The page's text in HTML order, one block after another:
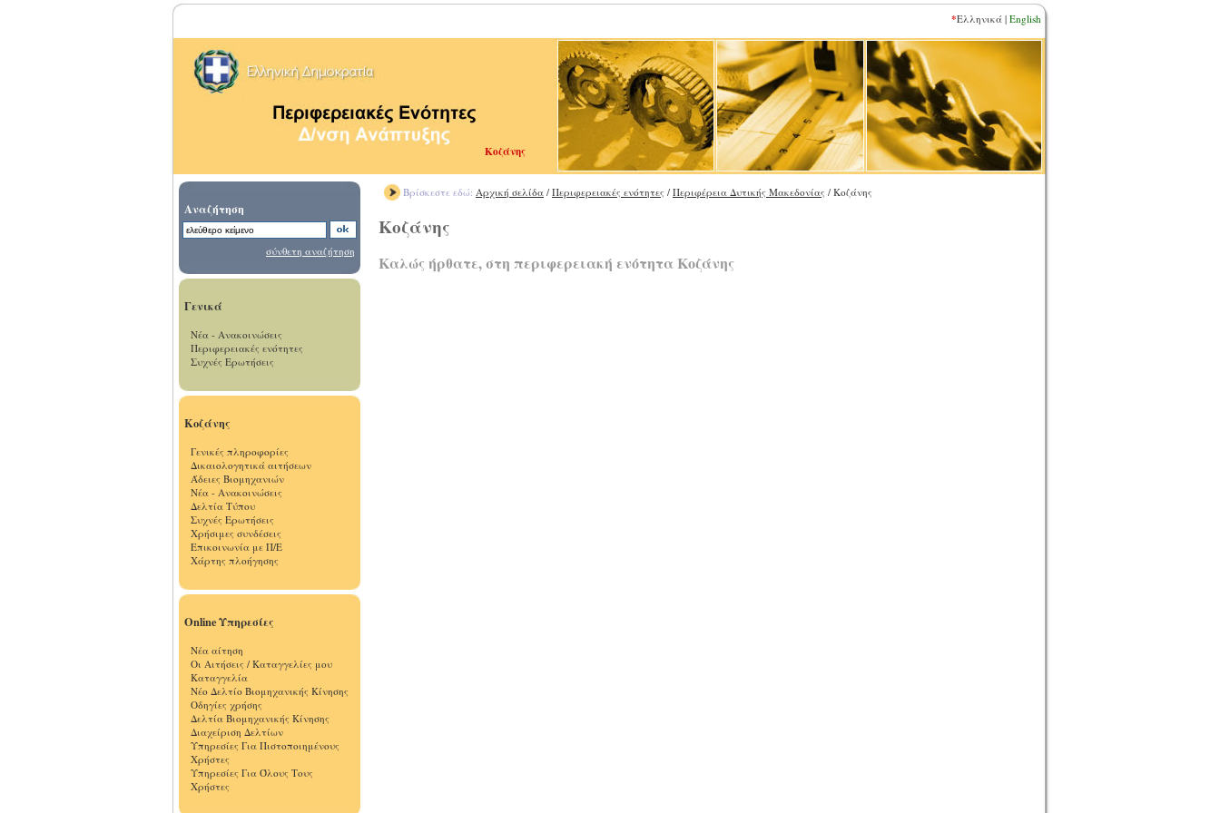
*Ελληνικά | English
Κοζάνης
Αναζήτηση
σύνθετη αναζήτηση
Γενικά
Νέα - Ανακοινώσεις
Περιφερειακές ενότητες
Συχνές Ερωτήσεις
Κοζάνης
Γενικές πληροφορίες
Δικαιολογητικά αιτήσεων
Άδειες Βιομηχανιών
Νέα - Ανακοινώσεις
Δελτία Τύπου
Συχνές Ερωτήσεις
Χρήσιμες συνδέσεις
Επικοινωνία με Π/Ε
Χάρτης πλοήγησης
Online Υπηρεσίες
Νέα αίτηση
Οι Αιτήσεις / Καταγγελίες μου
Καταγγελία
Νέο Δελτίο Βιομηχανικής Κίνησης
Οδηγίες χρήσης
Δελτία Βιομηχανικής Κίνησης
Διαχείριση Δελτίων
Υπηρεσίες Για Πιστοποιημένους
Χρήστες
Υπηρεσίες Για Όλους Τους
Χρήστες
Βρίσκεστε εδώ: Αρχική σελίδα / Περιφερειακές ενότητες / Περιφέρεια Δυτικής Μακεδονίας / Κοζάνης
Κοζάνης
Καλώς ήρθατε, στη περιφερειακή ενότητα Κοζάνης